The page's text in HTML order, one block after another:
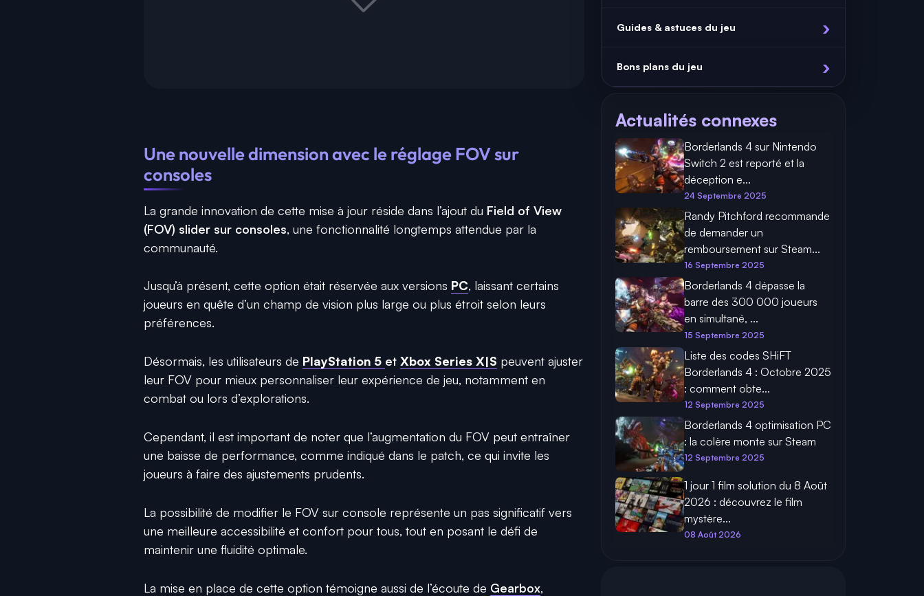
Une nouvelle dimension avec le réglage FOV sur
consoles
La grande innovation de cette mise à jour réside dans l’ajout du Field of View
(FOV) slider sur consoles, une fonctionnalité longtemps attendue par la
communauté.
Jusqu’à présent, cette option était réservée aux versions PC, laissant certains
joueurs en quête d’un champ de vision plus large ou plus étroit selon leurs
préférences.
Désormais, les utilisateurs de PlayStation 5 et Xbox Series X|S peuvent ajuster
leur FOV pour mieux personnaliser leur expérience de jeu, notamment en
combat ou lors d’explorations.
Cependant, il est important de noter que l’augmentation du FOV peut entraîner
une baisse de performance, comme indiqué dans le patch, ce qui invite les
joueurs à faire des ajustements prudents.
La possibilité de modifier le FOV sur console représente un pas significatif vers
une meilleure accessibilité et confort pour tous, tout en posant le défi de
maintenir une fluidité optimale.
La mise en place de cette option témoigne aussi de l’écoute de Gearbox,
Guides & astuces du jeu
Bons plans du jeu
Actualités connexes
Borderlands 4 sur Nintendo
Switch 2 est reporté et la
déception e...
24 Septembre 2025
Randy Pitchford recommande
de demander un
remboursement sur Steam...
16 Septembre 2025
Borderlands 4 dépasse la
barre des 300 000 joueurs
en simultané, ...
15 Septembre 2025
Liste des codes SHiFT
Borderlands 4 : Octobre 2025
: comment obte...
12 Septembre 2025
Borderlands 4 optimisation PC
: la colère monte sur Steam
12 Septembre 2025
1 jour 1 film solution du 8 Août
2026 : découvrez le film
mystère...
08 Août 2026